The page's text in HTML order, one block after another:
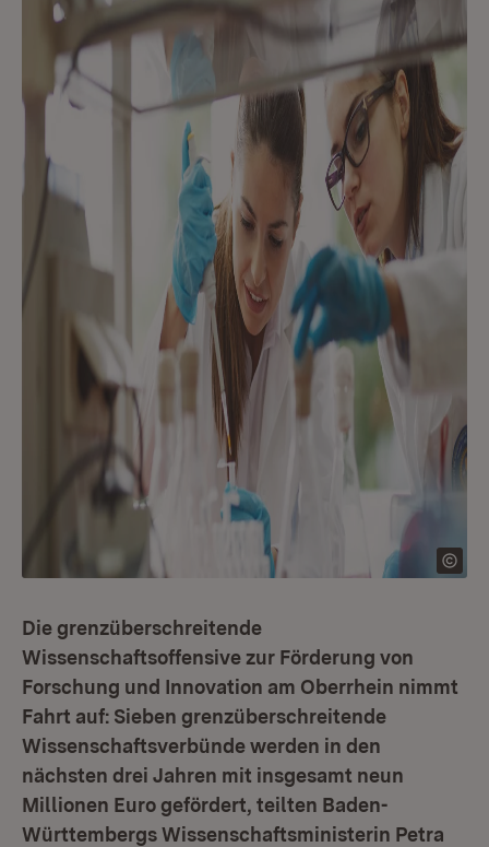
Die grenzüberschreitende
Wissenschaftsoffensive zur Förderung von
Forschung und Innovation am Oberrhein nimmt
Fahrt auf: Sieben grenzüberschreitende
Wissenschaftsverbünde werden in den
nächsten drei Jahren mit insgesamt neun
Millionen Euro gefördert, teilten Baden-
Württembergs Wissenschaftsministerin Petra